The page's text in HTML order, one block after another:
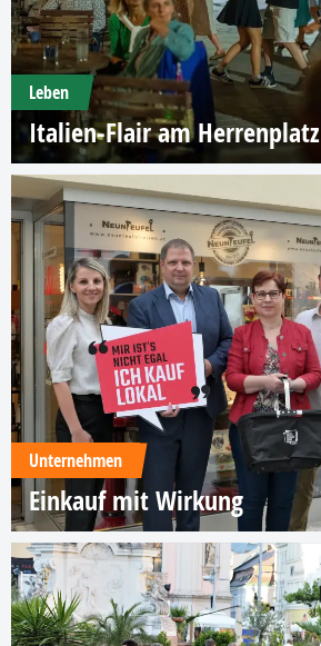
Leben
Italien-Flair am Herrenplatz
Unternehmen
Einkauf mit Wirkung